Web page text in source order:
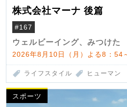
株式会社マーナ 後篇
#167
ウェルビーイング、みつけた
2026年8月10日（月）よる8：54
ライフスタイル ヒューマン
スポーツ